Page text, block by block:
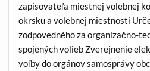
zapisovateľa miestnej volebnej
okrsku a volebnej miestnosti
zodpovedného za organizačno-
spojených volieb Zverejnenie
voľby do orgánov samosprávy